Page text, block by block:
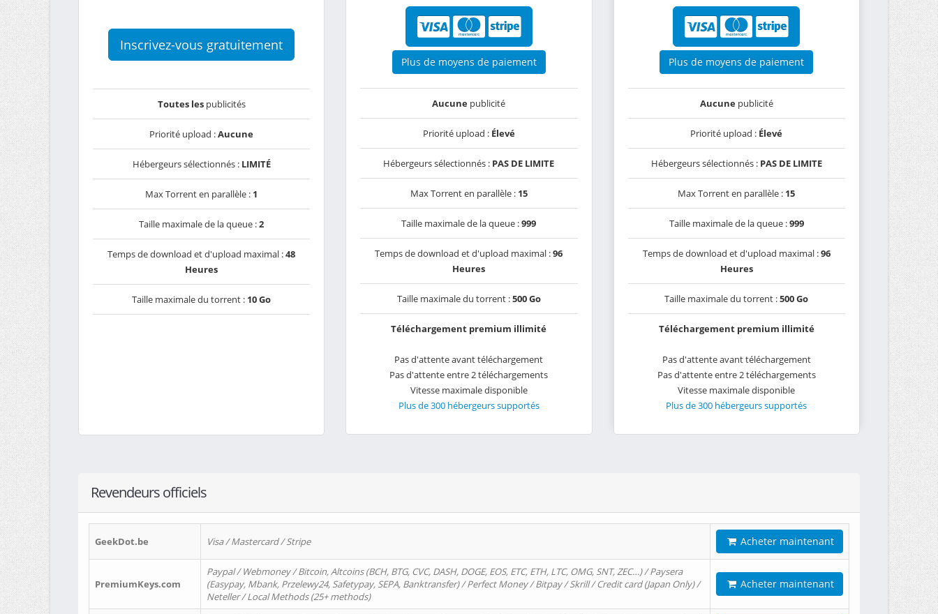
Inscrivez-vous gratuitement
Toutes lespublicités
Priorité upload :Aucune
Hébergeurs sélectionnés : LIMITÉ
Max Torrent en parallèle : 1
Taille maximale de la queue :2
Temps de download et d'upload maximal :48
Heures
Taille maximale du torrent : 10 Go
Plus de moyens de paiement
Aucune publicité
Priorité upload : Élevé
Hébergeurs sélectionnés : PAS DE LIMITE
Max Torrent en parallèle : 15
Taille maximale de la queue :999
Temps de download et d'upload maximal :96
Heures
Taille maximale du torrent :500 Go
Téléchargement premium illimité
Pas d'attente avant téléchargement
Pas d'attente entre 2 téléchargements
Vitesse maximale disponible
Plus de 300 hébergeurs supportés
Plus de moyens de paiement
Aucunepublicité
Priorité upload : Élevé
Hébergeurs sélectionnés : PAS DE LIMITE
Max Torrent en parallèle : 15
Taille maximale de la queue :999
Temps de download et d'upload maximal :96
Heures
Taille maximale du torrent :500 Go
Téléchargement premium illimité
Pas d'attente avant téléchargement
Pas d'attente entre 2 téléchargements
Vitesse maximale disponible
Plus de 300 hébergeurs supportés
Revendeurs officiels
GeekDot.be Visa / Mastercard / Stripe Acheter maintenant
PremiumKeys.com
Paypal / Webmoney / Bitcoin, Altcoins (BCH, BTG, CVC, DASH, DOGE, EOS, ETC, ETH, LTC, OMG, SNT, ZEC…) / Paysera
(Easypay, Mbank, Przelewy24, Safetypay, SEPA, Banktransfer) / Perfect Money / Bitpay / Skrill / Credit card (Japan Only) /
Neteller / Local Methods (25+ methods)
Acheter maintenant